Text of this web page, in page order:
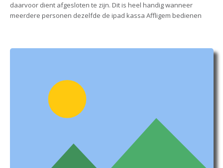
daarvoor dient afgesloten te zijn. Dit is heel handig wanneer
meerdere personen dezelfde de ipad kassa Affligem bedienen